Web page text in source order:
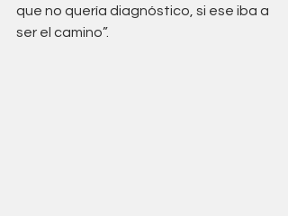
que no quería diagnóstico, si ese iba a
ser el camino”.